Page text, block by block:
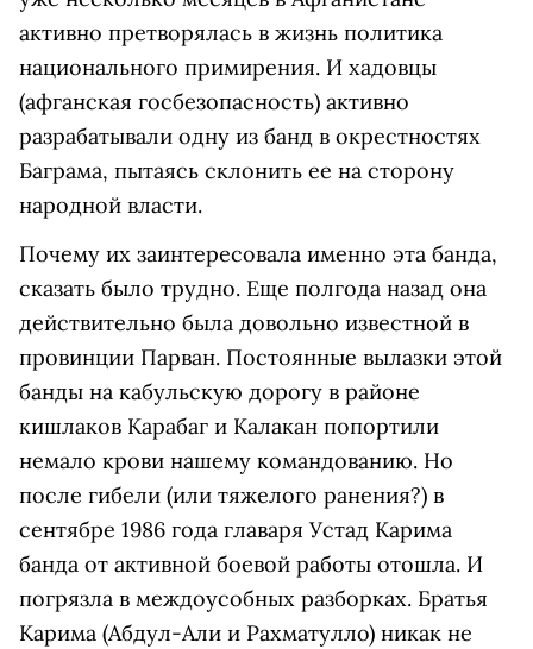
активно претворялась в жизнь политика
национального примирения. И хадовцы
(афганская госбезопасность) активно
разрабатывали одну из банд в окрестностях
Баграма, пытаясь склонить ее на сторону
народной власти.
Почему их заинтересовала именно эта банда,
сказать было трудно. Еще полгода назад она
действительно была довольно известной в
провинции Парван. Постоянные вылазки этой
банды на кабульскую дорогу в районе
кишлаков Карабаг и Калакан попортили
немало крови нашему командованию. Но
после гибели (или тяжелого ранения?) в
сентябре 1986 года главаря Устад Карима
банда от активной боевой работы отошла. И
погрязла в междоусобных разборках. Братья
Карима (Абдул-Али и Рахматулло) никак не